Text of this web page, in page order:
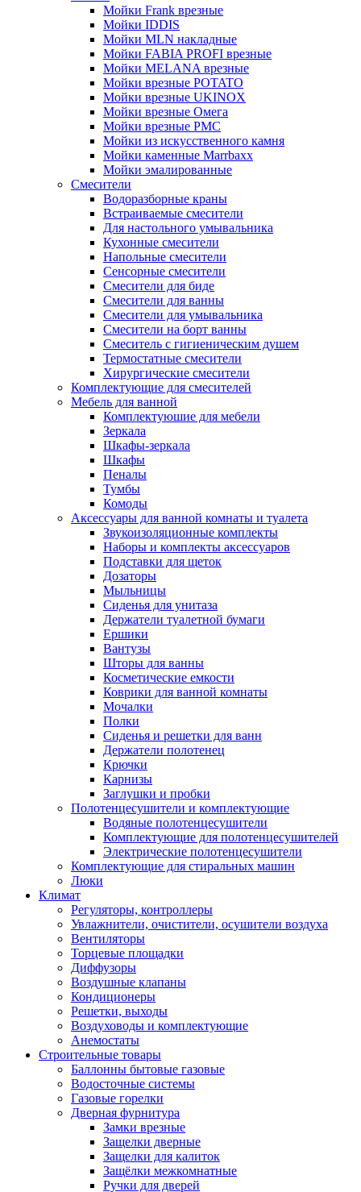
Мойки Frank врезные
Мойки IDDIS
Мойки MLN накладные
Мойки FABIA PROFI врезные
Мойки MELANA врезные
Мойки врезные POTATO
Мойки врезные UKINOX
Мойки врезные Омега
Мойки врезные РМС
Мойки из искусственного камня
Мойки каменные Marrbaxx
Мойки эмалированные
Смесители
Водоразборные краны
Встраиваемые смесители
Для настольного умывальника
Кухонные смесители
Напольные смесители
Сенсорные смесители
Смесители для биде
Смесители для ванны
Смесители для умывальника
Смесители на борт ванны
Смеситель с гигиеническим душем
Термостатные смесители
Хирургические смесители
Комплектующие для смесителей
Мебель для ванной
Комплектуюшие для мебели
Зеркала
Шкафы-зеркала
Шкафы
Пеналы
Тумбы
Комоды
Аксессуары для ванной комнаты и туалета
Звукоизоляционные комплекты
Наборы и комплекты аксессуаров
Подставки для щеток
Дозаторы
Мыльницы
Сиденья для унитаза
Держатели туалетной бумаги
Ершики
Вантузы
Шторы для ванны
Косметические емкости
Коврики для ванной комнаты
Мочалки
Полки
Сиденья и решетки для ванн
Держатели полотенец
Крючки
Карнизы
Заглушки и пробки
Полотенцесушители и комплектующие
Водяные полотенцесушители
Комплектующие для полотенцесушителей
Электрические полотенцесушители
Комплектующие для стиральных машин
Люки
Климат
Регуляторы, контроллеры
Увлажнители, очистители, осушители воздуха
Вентиляторы
Торцевые площадки
Диффузоры
Воздушные клапаны
Кондиционеры
Решетки, выходы
Воздуховоды и комплектующие
Анемостаты
Строительные товары
Баллонны бытовые газовые
Водосточные системы
Газовые горелки
Дверная фурнитура
Замки врезные
Защелки дверные
Защелки для калиток
Защёлки межкомнатные
Ручки для дверей